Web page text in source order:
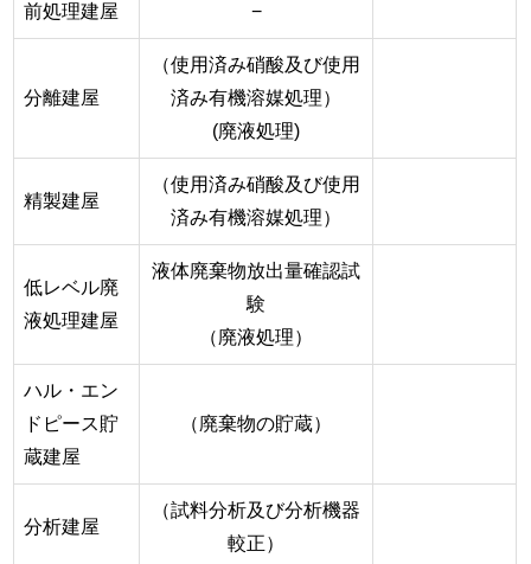
前処理建屋 −
分離建屋
（使用済み硝酸及び使用
済み有機溶媒処理）
(廃液処理)
精製建屋
（使用済み硝酸及び使用
済み有機溶媒処理）
低レベル廃
液処理建屋
液体廃棄物放出量確認試
験
（廃液処理）
ハル・エン
ドピース貯
蔵建屋
（廃棄物の貯蔵）
分析建屋
（試料分析及び分析機器
較正）